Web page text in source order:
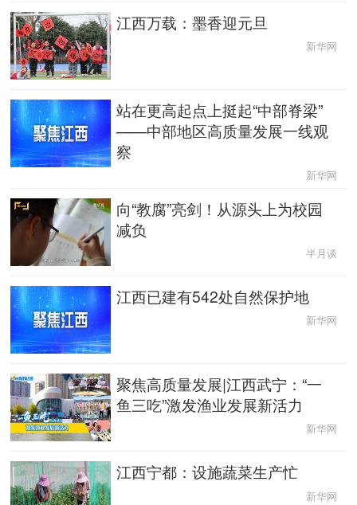
亚太网 上市公司 文化产业
地方频道
北京 天津 河北 山西
江苏
浙江 安徽 福建 江西
山东 湖南
广东 广西 海南 重庆
四川
陕西 甘肃 青海 宁夏
新疆
多语种频道
江西万载：墨香迎元旦
新华网
站在更高起点上挺起“中部脊梁”
——中部地区高质量发展一线观
察
新华网
向“教腐”亮剑！从源头上为校园
减负
半月谈
江西已建有542处自然保护地
新华网
聚焦高质量发展|江西武宁：“一
鱼三吃”激发渔业发展新活力
新华网
江西宁都：设施蔬菜生产忙
新华网